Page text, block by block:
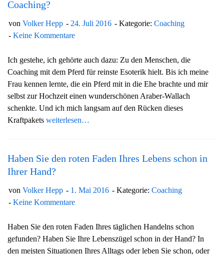
Coaching?
von Volker Hepp 24. Juli 2016 Kategorie: Coaching
Keine Kommentare
Ich gestehe, ich gehörte auch dazu: Zu den Menschen, die
Coaching mit dem Pferd für reinste Esoterik hielt. Bis ich meine
Frau kennen lernte, die ein Pferd mit in die Ehe brachte und mir
selbst zur Hochzeit einen wunderschönen Araber-Wallach
schenkte. Und ich mich langsam auf den Rücken dieses
Kraftpakets weiterlesen…
Haben Sie den roten Faden Ihres Lebens schon in
Ihrer Hand?
von Volker Hepp 1. Mai 2016 Kategorie: Coaching
Keine Kommentare
Haben Sie den roten Faden Ihres täglichen Handelns schon
gefunden? Haben Sie Ihre Lebenszügel schon in der Hand? In
den meisten Situationen Ihres Alltags oder leben Sie schon, oder